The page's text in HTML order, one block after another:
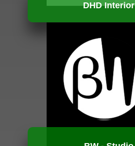
DHD Interior
HUBUNGI KAMI